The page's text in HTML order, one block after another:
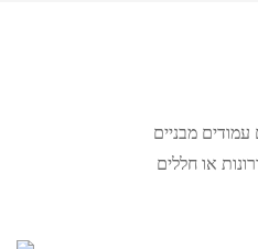
מבניים
או חללים